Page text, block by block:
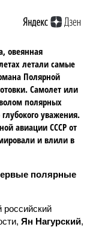
овеянная
летали самые
Полярной
Самолет или
полярных
уважения.
авиации СССР от
и влили в
полярные
Ян Нагурский,